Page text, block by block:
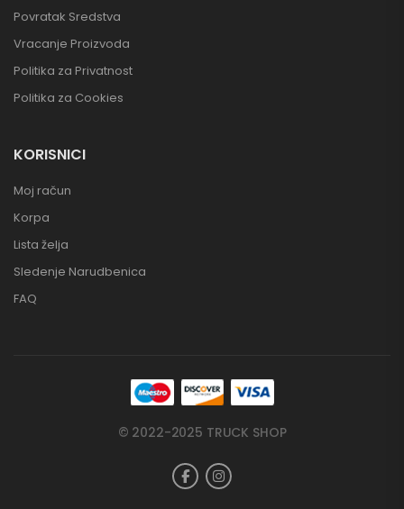
Povratak Sredstva
Vracanje Proizvoda
Politika za Privatnost
Politika za Cookies
KORISNICI
Moj račun
Korpa
Lista želja
Sledenje Narudbenica
FAQ
© 2022-2025 TRUCK SHOP